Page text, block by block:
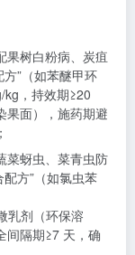
果树白粉病、炭疽
”（如苯醚甲环
kg，持效期≥20
果面），施药期避
菜蚜虫、菜青虫防
方”（如氯虫苯
乳剂（环保溶
间隔期≥7 天，确